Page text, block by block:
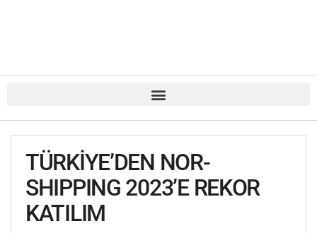
TÜRKİYE’DEN NOR-
SHIPPING 2023’E REKOR
KATILIM